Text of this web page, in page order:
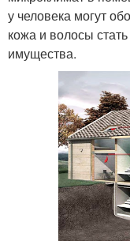
у человека могут
кожа и волосы
имущества.